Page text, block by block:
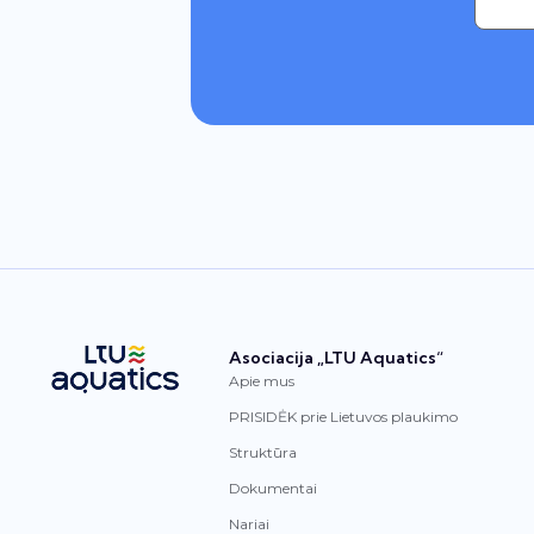
Asociacija „LTU Aquatics“
Apie mus
PRISIDĖK prie Lietuvos plaukimo
Struktūra
Dokumentai
Nariai